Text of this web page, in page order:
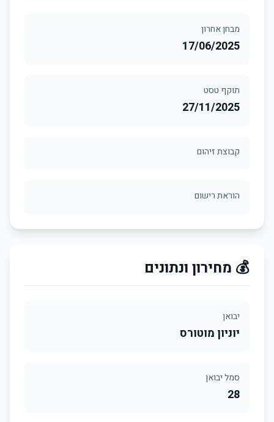
מבחן אחרון
17/06/2025
תוקף טסט
27/11/2025
קבוצת זיהום
הוראת רישום
💰 מחירון ונתונים
יבואן
יוניון מוטורס
סמל יבואן
28